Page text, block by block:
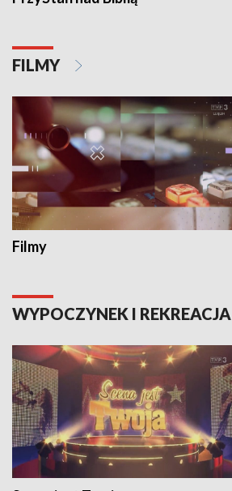
FILMY
Filmy
WYPOCZYNEK I REKREACJA